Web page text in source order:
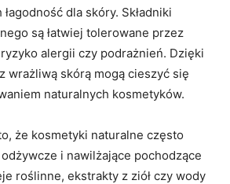
dla skóry. Składniki
są łatwiej tolerowane przez
⁣alergii czy podrażnień.⁤ Dzięki
‍wrażliwą ​skórą mogą ⁣cieszyć się
naturalnych kosmetyków.
że kosmetyki naturalne często
⁢i nawilżające pochodzące
roślinne, ekstrakty ‌z ziół czy wody